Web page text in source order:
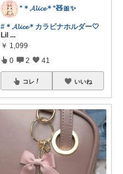
*＊𝓐𝓵𝓲𝓬𝓮＊*🧸🎀✨
#＊𝓐𝓵𝓲𝓬𝓮＊カラビナホルダー🤍
Lil ...
￥ 1,099
0 2 41
コレ いいね